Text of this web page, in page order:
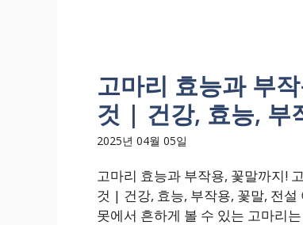
고마리 효능과 부
것 | 건강, 효능, 부
2025년 04월 05일
고마리 효능과 부작용, 꽃말까지!
것 | 건강, 효능, 부작용, 꽃말, 전설
못에서 흔하게 볼 수 있는 고마리